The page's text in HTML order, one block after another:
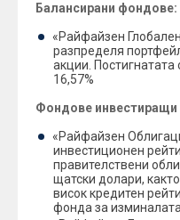
Балансирани фондове:
«Райфайзен
разпределя
акции. Постигнатата
16,57%
Фондове инвестиращи
«Райфайзен
инвестиционен
правителствени
щатски долари,
висок кредитен
фонда за изминалата